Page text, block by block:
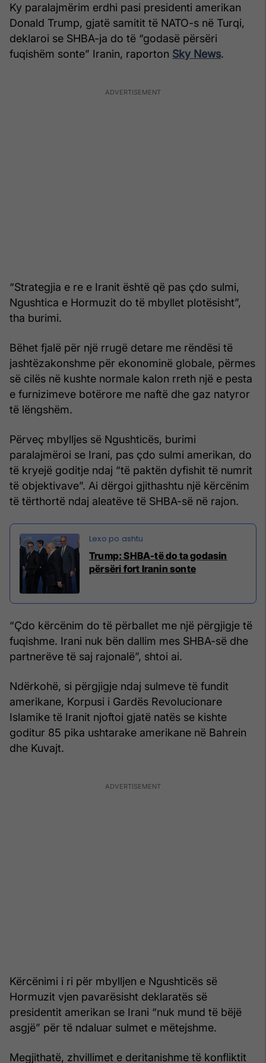
Ky paralajmërim erdhi pasi presidenti amerikan
Donald Trump, gjatë samitit të NATO-s në Turqi,
deklaroi se SHBA-ja do të “godasë përsëri
fuqishëm sonte” Iranin, raporton Sky News.
“Strategjia e re e Iranit është që pas çdo sulmi,
Ngushtica e Hormuzit do të mbyllet plotësisht”,
tha burimi.
Bëhet fjalë për një rrugë detare me rëndësi të
jashtëzakonshme për ekonominë globale, përmes
së cilës në kushte normale kalon rreth një e pesta
e furnizimeve botërore me naftë dhe gaz natyror
të lëngshëm.
Përveç mbylljes së Ngushticës, burimi
paralajmëroi se Irani, pas çdo sulmi amerikan, do
të kryejë goditje ndaj “të paktën dyfishit të numrit
të objektivave”. Ai dërgoi gjithashtu një kërcënim
të tërthortë ndaj aleatëve të SHBA-së në rajon.
Trump: SHBA-të do ta godasin
përsëri fort Iranin sonte
“Çdo kërcënim do të përballet me një përgjigje të
fuqishme. Irani nuk bën dallim mes SHBA-së dhe
partnerëve të saj rajonalë”, shtoi ai.
Ndërkohë, si përgjigje ndaj sulmeve të fundit
amerikane, Korpusi i Gardës Revolucionare
Islamike të Iranit njoftoi gjatë natës se kishte
goditur 85 pika ushtarake amerikane në Bahrein
dhe Kuvajt.
Kërcënimi i ri për mbylljen e Ngushticës së
Hormuzit vjen pavarësisht deklaratës së
presidentit amerikan se Irani “nuk mund të bëjë
asgjë” për të ndaluar sulmet e mëtejshme.
Megjithatë, zhvillimet e deritanishme të konfliktit